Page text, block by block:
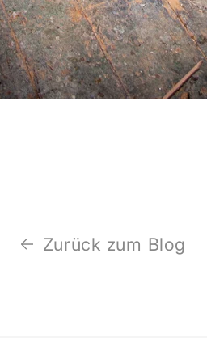
Zurück zum Blog